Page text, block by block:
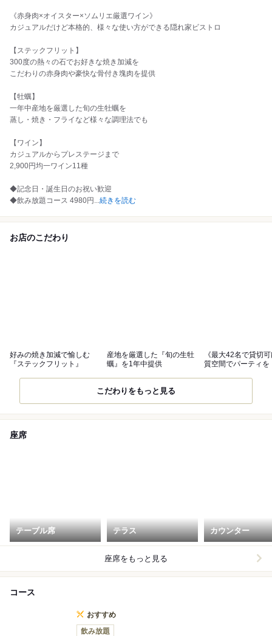
《赤身肉×オイスター×ソムリエ厳選ワイン》
カジュアルだけど本格的、様々な使い方ができる隠れ家ビストロ
【ステックフリット】
300度の熱々の石でお好きな焼き加減を
こだわりの赤身肉や豪快な骨付き塊肉を提供
【牡蠣】
一年中産地を厳選した旬の生牡蠣を
蒸し・焼き・フライなど様々な調理法でも
【ワイン】
カジュアルからプレステージまで
2,900円均一ワイン11種
◆記念日・誕生日のお祝い歓迎
◆飲み放題コース 4980円...続きを読む
お店のこだわり
好みの焼き加減で愉しむ
『ステックフリット』
産地を厳選した『旬の生牡
蠣』を1年中提供
《最大42名で貸切
質空間でパーティを
こだわりをもっと見る
座席
テーブル席 テラス カウンター
座席をもっと見る
コース
おすすめ
飲み放題